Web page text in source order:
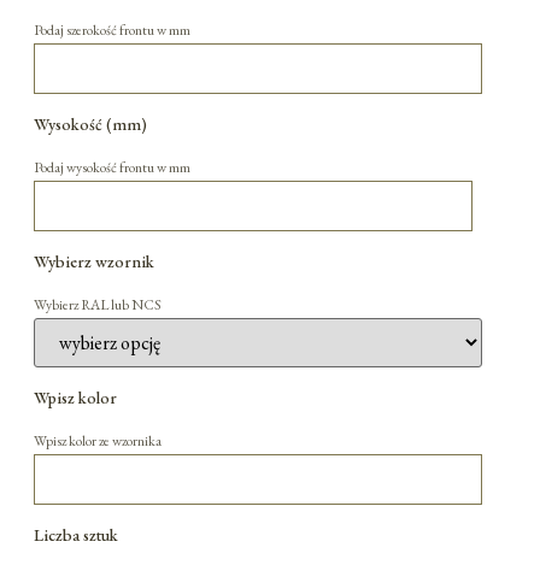
Podaj szerokość frontu w mm
Wysokość (mm)
Podaj wysokość frontu w mm
Wybierz wzornik
Wybierz RAL lub NCS
Wpisz kolor
Wpisz kolor ze wzornika
Liczba sztuk